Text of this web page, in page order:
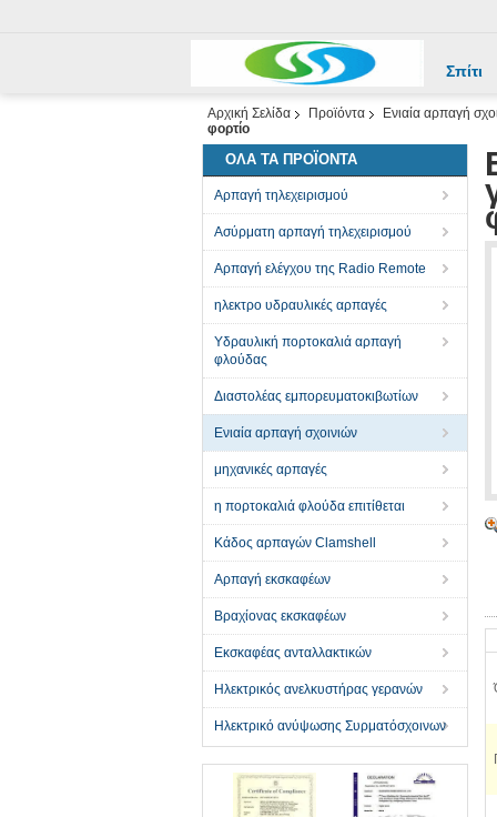
Σπίτι
Αρχική Σελίδα Προϊόντα Ενιαία αρπαγή
φορτίο
ΌΛΑ ΤΑ ΠΡΟΪΌΝΤΑ
Αρπαγή τηλεχειρισμού
Ασύρματη αρπαγή τηλεχειρισμού
Αρπαγή ελέγχου της Radio Remote
ηλεκτρο υδραυλικές αρπαγές
Υδραυλική πορτοκαλιά αρπαγή
φλούδας
Διαστολέας εμπορευματοκιβωτίων
Ενιαία αρπαγή σχοινιών
μηχανικές αρπαγές
η πορτοκαλιά φλούδα επιτίθεται
Κάδος αρπαγών Clamshell
Αρπαγή εκσκαφέων
Βραχίονας εκσκαφέων
Εκσκαφέας ανταλλακτικών
Ηλεκτρικός ανελκυστήρας γερανών
Ηλεκτρικό ανύψωσης Συρματόσχοινων